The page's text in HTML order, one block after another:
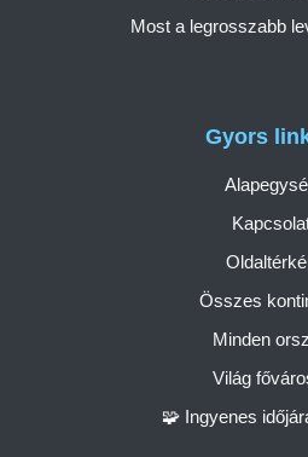
Gyors
Összes
Minden
Világ
🧩 Ingyenes
Most a legrosszabb